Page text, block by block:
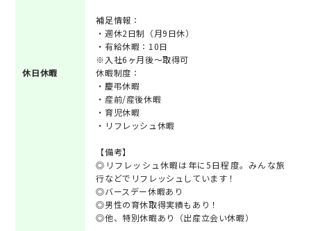
休日休暇
補足情報：
・週休2日制（月9日休）
・有給休暇：10日
※入社6ヶ月後～取得可
休暇制度：
・慶弔休暇
・産前/産後休暇
・育児休暇
・リフレッシュ休暇
【備考】
◎リフレッシュ休暇は年に5日程度。みんな旅
行などでリフレッシュしています！
◎バースデー休暇あり
◎男性の育休取得実績もあり！
◎他、特別休暇あり（出産立会い休暇）